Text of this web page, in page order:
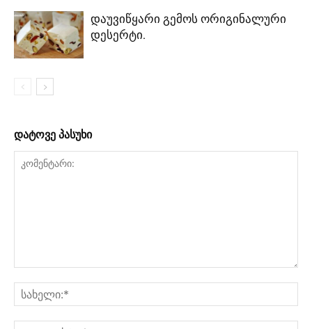
დაუვიწყარი გემოს ორიგინალური
დესერტი.
დატოვე პასუხი